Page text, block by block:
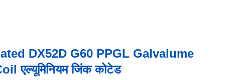
DX52D G60 PPGL Galvalume
एल्यूमिनियम जिंक कोटेड